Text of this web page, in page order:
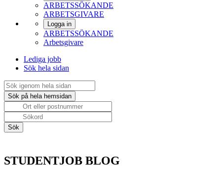
ARBETSSÖKANDE
ARBETSGIVARE
Logga in
ARBETSSÖKANDE
Arbetsgivare
Lediga jobb
Sök hela sidan
STUDENTJOB BLOG